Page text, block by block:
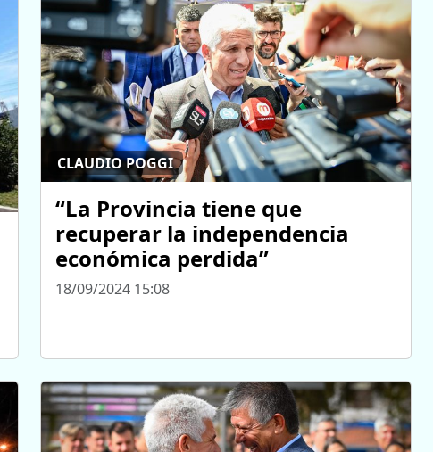
CLAUDIO POGGI
“La Provincia tiene que
recuperar la independencia
económica perdida”
18/09/2024 15:08